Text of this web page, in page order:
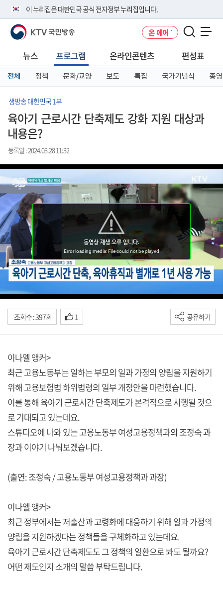
이 누리집은 대한민국 공식 전자정부 누리집입니다.
공식 누리집 주소 확인하기
니다.
이밖에 or.kr 또는 .kr등 다른 도메인 주소를 사용하고 있다면 아래 URL에
서 도메인 주소를 확인해 보세요
KTV 국민방송 온 에어
뉴스 프로그램 온라인콘텐츠 편성표
전체 정책 문화/교양 보도 특집 국가기념식 종영
생방송 대한민국 1부
육아기 근로시간 단축제도 강화 지원 대상과
내용은?
등록일 : 2024.03.28 11:32
조회수 : 397회 1 공유하기
이나엘 앵커>
최근 고용노동부는 일하는 부모의 일과 가정의 양립을 지원하기
위해 고용보험법 하위법령의 일부 개정안을 마련했습니다.
이를 통해 육아기 근로시간 단축제도가 본격적으로 시행될 것으
로 기대되고 있는데요.
스튜디오에 나와 있는 고용노동부 여성고용정책과의 조정숙 과
장과 이야기 나눠보겠습니다.
(출연: 조정숙 / 고용노동부 여성고용정책과 과장)
이나엘 앵커>
최근 정부에서는 저출산과 고령화에 대응하기 위해 일과 가정의
양립을 지원하겠다는 정책들을 구체화하고 있는데요.
육아기 근로시간 단축제도도 그 정책의 일환으로 봐도 될까요?
어떤 제도인지 소개의 말씀 부탁드립니다.